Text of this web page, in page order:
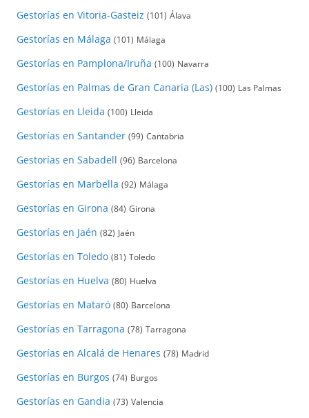
Gestorías en Vitoria-Gasteiz (101) Álava
Gestorías en Málaga (101) Málaga
Gestorías en Pamplona/Iruña (100) Navarra
Gestorías en Palmas de Gran Canaria (Las) (100) Las Palmas
Gestorías en Lleida (100) Lleida
Gestorías en Santander (99) Cantabria
Gestorías en Sabadell (96) Barcelona
Gestorías en Marbella (92) Málaga
Gestorías en Girona (84) Girona
Gestorías en Jaén (82) Jaén
Gestorías en Toledo (81) Toledo
Gestorías en Huelva (80) Huelva
Gestorías en Mataró (80) Barcelona
Gestorías en Tarragona (78) Tarragona
Gestorías en Alcalá de Henares (78) Madrid
Gestorías en Burgos (74) Burgos
Gestorías en Gandia (73) Valencia